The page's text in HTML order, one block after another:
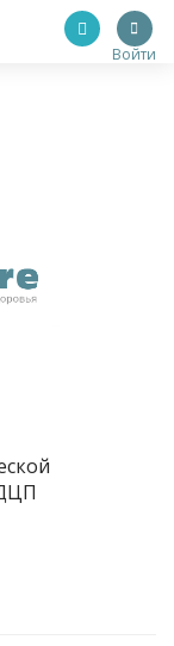
Войти